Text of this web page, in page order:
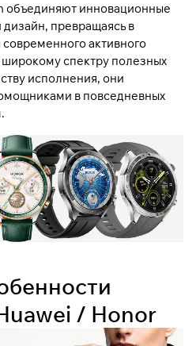
объединяют инновационные
превращаясь в
активного
спектру полезных
исполнения, они
в повседневных
/ Honor